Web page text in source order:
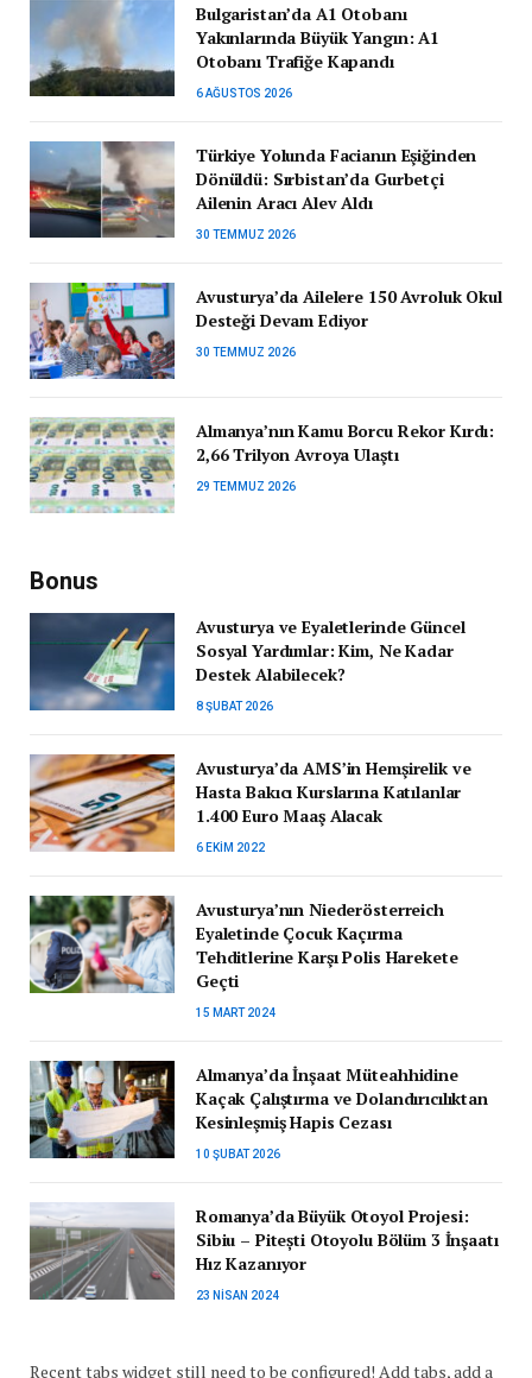
Bulgaristan’da A1 Otobanı
Yakınlarında Büyük Yangın: A1
Otobanı Trafiğe Kapandı
6 AĞUSTOS 2026
Türkiye Yolunda Facianın Eşiğinden
Dönüldü: Sırbistan’da Gurbetçi
Ailenin Aracı Alev Aldı
30 TEMMUZ 2026
Avusturya’da Ailelere 150 Avroluk Okul
Desteği Devam Ediyor
30 TEMMUZ 2026
Almanya’nın Kamu Borcu Rekor Kırdı:
2,66 Trilyon Avroya Ulaştı
29 TEMMUZ 2026
Bonus
Avusturya ve Eyaletlerinde Güncel
Sosyal Yardımlar: Kim, Ne Kadar
Destek Alabilecek?
8 ŞUBAT 2026
Avusturya’da AMS’in Hemşirelik ve
Hasta Bakıcı Kurslarına Katılanlar
1.400 Euro Maaş Alacak
6 EKIM 2022
Avusturya’nın Niederösterreich
Eyaletinde Çocuk Kaçırma
Tehditlerine Karşı Polis Harekete
Geçti
15 MART 2024
Almanya’da İnşaat Müteahhidine
Kaçak Çalıştırma ve Dolandırıcılıktan
Kesinleşmiş Hapis Cezası
10 ŞUBAT 2026
Romanya’da Büyük Otoyol Projesi:
Sibiu – Pitești Otoyolu Bölüm 3 İnşaatı
Hız Kazanıyor
23 NISAN 2024
Recent tabs widget still need to be configured! Add tabs, add a